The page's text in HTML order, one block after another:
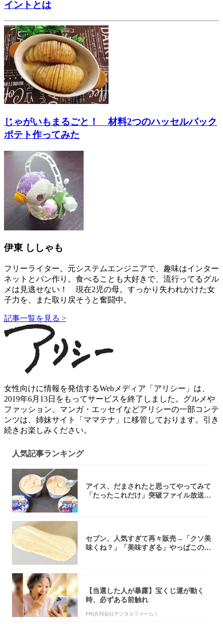
イントとは
じゃがいもまるごと！ 材料2つのハッセルバック
ポテト作ってみた
伊東 ししゃも
フリーライター。元システムエンジニアで、趣味はインター
ネットとパン作り。食べることも大好きで、流行ってるグル
メは見逃せない！ 現在2児の母。すっかり失われかけた女
子力を、また取り戻そうと奮闘中。
記事一覧を見る >
女性向けに情報を発信するWebメディア「アリシー」は、
2019年6月13日をもってサービスを終了しました。グルメや
ファッション、マンガ・エッセイなどアリシーの一部コンテ
ンツは、姉妹サイト「ママテナ」に移管しております。引き
続きお楽しみください。
人気記事ランキング
アイス、だまされたと思ってやってみて
「たったこれだけ」突破ファイル放送で
セブン、人気すぎて再々販売→「クソ美
味くね？」「美味すぎる」やっぱこのク
【当選した人が暴露】宝くじ運が動く
時、必ずある前触れ
PR(合同会社デジタルファーム )